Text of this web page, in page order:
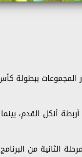
ببطولة كأس
أنكل القدم،
الثانية من